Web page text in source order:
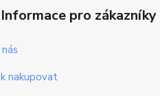
Informace pro zákazníky
nakupovat